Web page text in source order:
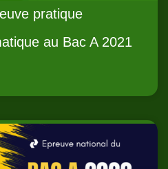
pratique
au Bac A 2021